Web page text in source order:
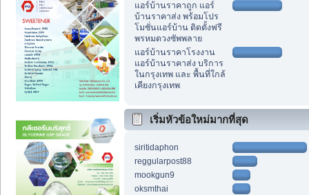
แอร์บ้านราคาถูก แอร์
บ้านราคาส่ง พร้อมโปร
โมชั่นแอร์บ้าน ติดตั้งฟรี
พรหมดวงซัพพลาย
แอร์บ้านราคาโรงงาน
แอร์บ้านราคาส่ง บริการ
ในกรุงเทพ และ พื้นที่ใกล้
เคียงกรุงเทพ
เริ่มหัวข้อใหม่มากที่สุด
siritidaphon
reggularpost88
mookgun9
oksmthai